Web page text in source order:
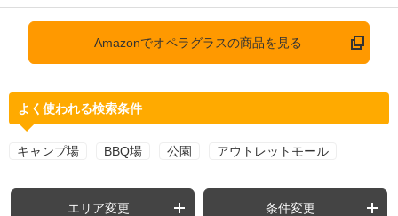
Amazonでオペラグラスの商品を見る
よく使われる検索条件
キャンプ場 BBQ場 公園 アウトレットモール
エリア変更 条件変更